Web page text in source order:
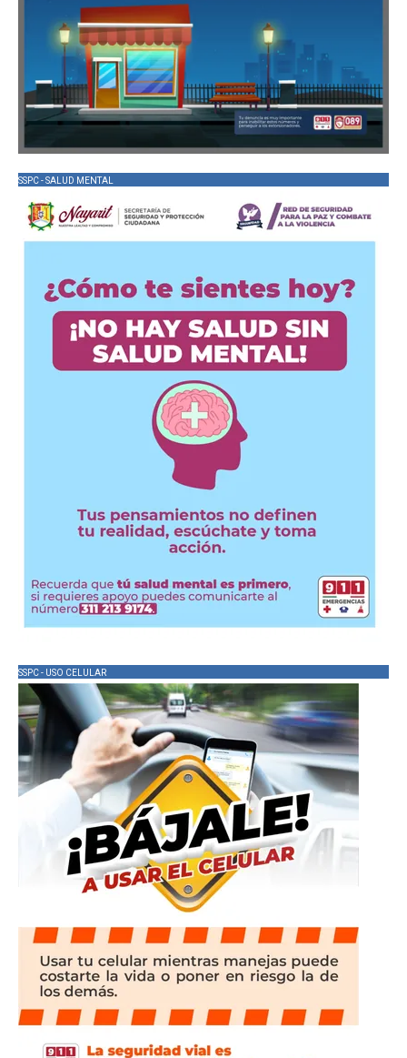
SSPC - SALUD MENTAL
SSPC - USO CELULAR